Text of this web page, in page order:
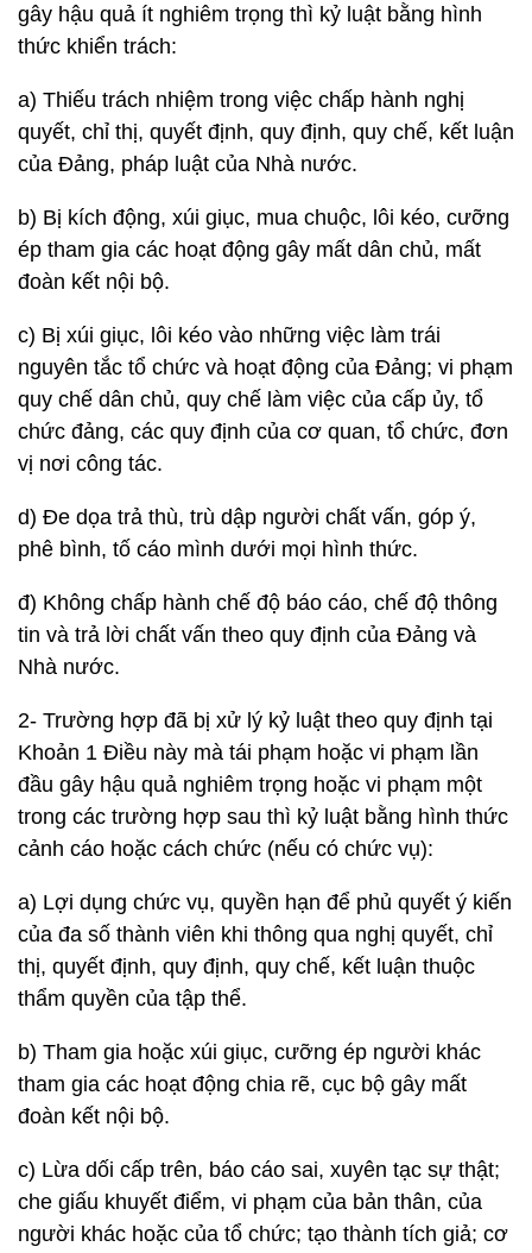
gây hậu quả ít nghiêm trọng thì kỷ luật bằng hình
thức khiển trách:
a) Thiếu trách nhiệm trong việc chấp hành nghị
quyết, chỉ thị, quyết định, quy định, quy chế, kết luận
của Đảng, pháp luật của Nhà nước.
b) Bị kích động, xúi giục, mua chuộc, lôi kéo, cưỡng
ép tham gia các hoạt động gây mất dân chủ, mất
đoàn kết nội bộ.
c) Bị xúi giục, lôi kéo vào những việc làm trái
nguyên tắc tổ chức và hoạt động của Đảng; vi phạm
quy chế dân chủ, quy chế làm việc của cấp ủy, tổ
chức đảng, các quy định của cơ quan, tổ chức, đơn
vị nơi công tác.
d) Đe dọa trả thù, trù dập người chất vấn, góp ý,
phê bình, tố cáo mình dưới mọi hình thức.
đ) Không chấp hành chế độ báo cáo, chế độ thông
tin và trả lời chất vấn theo quy định của Đảng và
Nhà nước.
2- Trường hợp đã bị xử lý kỷ luật theo quy định tại
Khoản 1 Điều này mà tái phạm hoặc vi phạm lần
đầu gây hậu quả nghiêm trọng hoặc vi phạm một
trong các trường hợp sau thì kỷ luật bằng hình thức
cảnh cáo hoặc cách chức (nếu có chức vụ):
a) Lợi dụng chức vụ, quyền hạn để phủ quyết ý kiến
của đa số thành viên khi thông qua nghị quyết, chỉ
thị, quyết định, quy định, quy chế, kết luận thuộc
thẩm quyền của tập thể.
b) Tham gia hoặc xúi giục, cưỡng ép người khác
tham gia các hoạt động chia rẽ, cục bộ gây mất
đoàn kết nội bộ.
c) Lừa dối cấp trên, báo cáo sai, xuyên tạc sự thật;
che giấu khuyết điểm, vi phạm của bản thân, của
người khác hoặc của tổ chức; tạo thành tích giả; cơ